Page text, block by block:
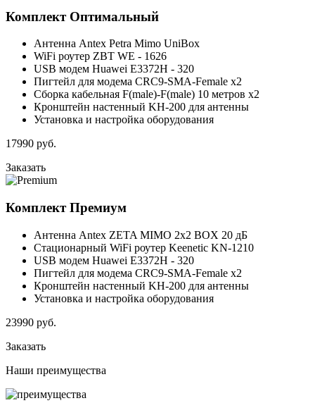
Комплект Оптимальный
Антенна Antex Petra Mimo UniBox
WiFi роутер ZBT WE - 1626
USB модем Huawei E3372H - 320
Пигтейл для модема CRC9-SMA-Female x2
Сборка кабельная F(male)-F(male) 10 метров x2
Кронштейн настенный KH-200 для антенны
Установка и настройка оборудования
17990 руб.
Заказать
КомплектПремиум
Антенна Antex ZETA MIMO 2x2 BOX 20 дБ
Стационарный WiFi роутер Keenetic KN-1210
USB модем Huawei E3372H - 320
Пигтейл для модема CRC9-SMA-Female x2
Кронштейн настенный KH-200 для антенны
Установка и настройка оборудования
23990 руб.
Заказать
Наши преимущества